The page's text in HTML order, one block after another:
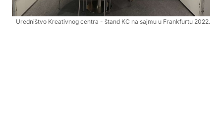
Uredništvo Kreativnog centra - štand KC na sajmu u Frankfurtu 2022.